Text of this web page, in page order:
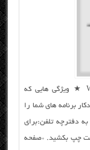
EverythingMe Launcher ★ برنده جایزه Webby ★ ویژگی هایی که
برنامه های شما را
دفترچه تلفن:برای
چپ بکشید. *صفحه